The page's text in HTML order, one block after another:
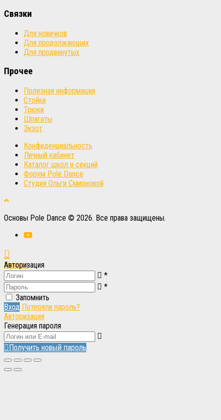
Связки
Для новичков
Для продолжающих
Для продвинутых
Прочее
Полезная информация
Стойки
Трюки
Шпагаты
Экзот
Конфиденциальность
Личный кабинет
Каталог школ и секций
Форум Pole Dance
Студия Ольги Смирновой
Основы Pole Dance © 2026. Все права защищены.
Главная
Вход
Вход
Авторизация
*
*
Запомнить
Вход Потеряли пароль?
Авторизация
Генерация пароля
Получить новый пароль